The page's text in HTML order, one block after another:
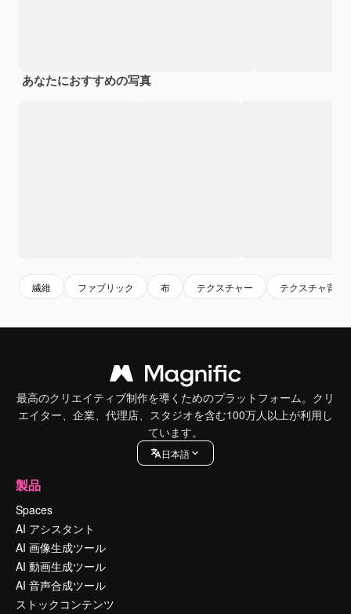
あなたにおすすめの写真
繊維 ファブリック 布 テクスチャー テクスチャ背景
最高のクリエイティブ制作を導くためのプラットフォーム。クリ
エイター、企業、代理店、スタジオを含む100万人以上が利用し
ています。
日本語
製品
Spaces
AI アシスタント
AI 画像生成ツール
AI 動画生成ツール
AI 音声合成ツール
ストックコンテンツ